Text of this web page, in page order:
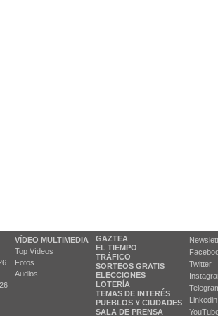
VÍDEO MULTIMEDIA
Top Vídeos
Fotos
Audios
GAZTEA
EL TIEMPO
TRÁFICO
SORTEOS GRATIS
ELECCIONES
LOTERÍA
TEMAS DE INTERÉS
PUEBLOS Y CIUDADES
SALA DE PRENSA
Twitter
Linkedin